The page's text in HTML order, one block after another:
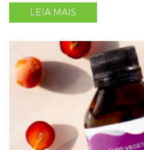
LEIA MAIS